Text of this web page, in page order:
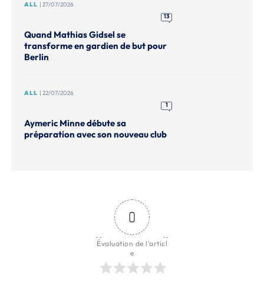
ALL | 27/07/2026
13
Quand Mathias Gidsel se
transforme en gardien de but pour
Berlin
ALL | 22/07/2026
1
Aymeric Minne débute sa
préparation avec son nouveau club
0
Évaluation de l'articl
e